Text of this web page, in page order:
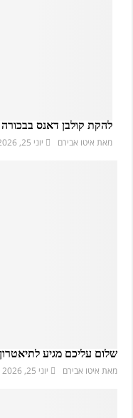
להקת קולבן דאנס
מאת איטו אבירם יוני 25, 2026
שלום עליכם מגיע
מאת איטו אבירם יוני 25, 2026